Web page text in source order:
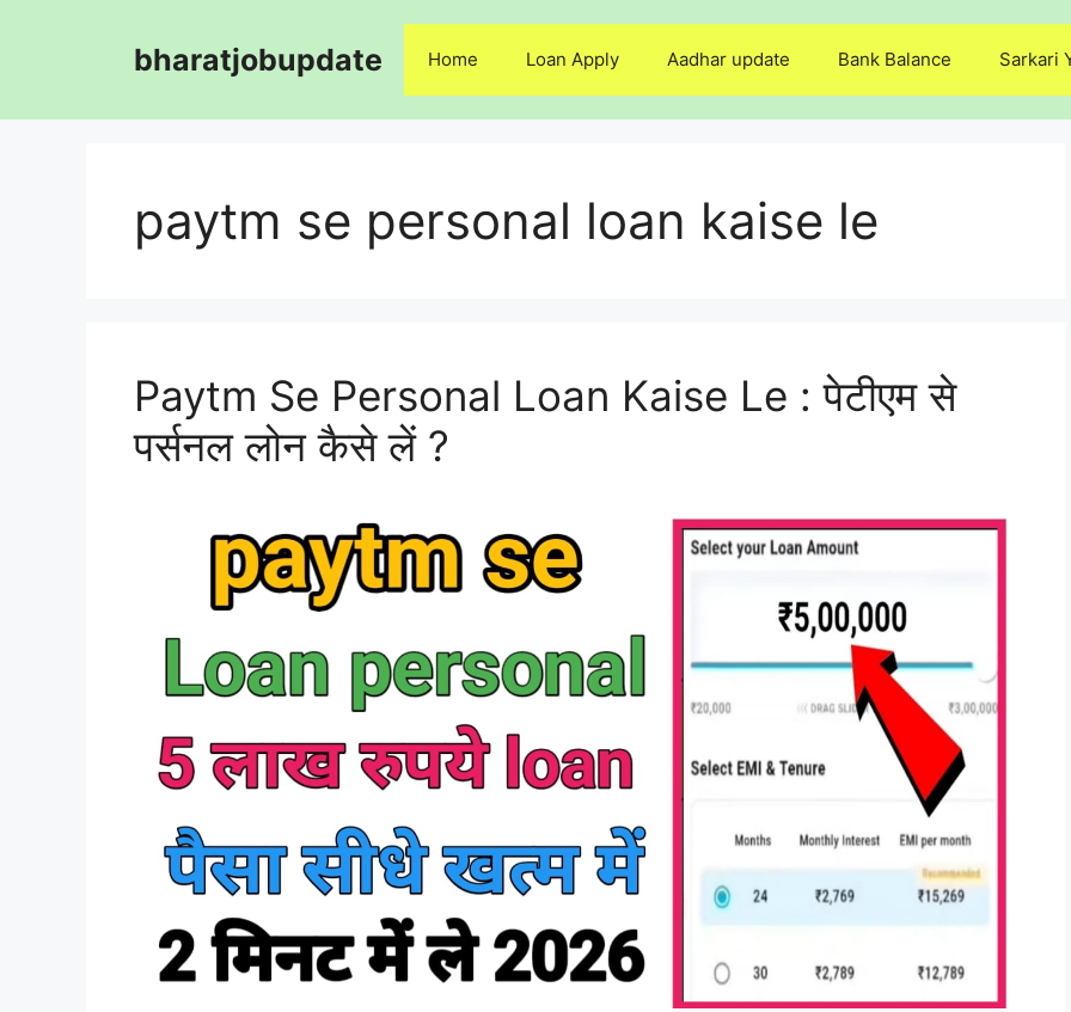
bharatjobupdate Home Loan Apply Aadhar update Bank Balance Sarkari
paytm se personal loan kaise le
Paytm Se Personal Loan Kaise Le : पेटीएम से
पर्सनल लोन कैसे लें ?